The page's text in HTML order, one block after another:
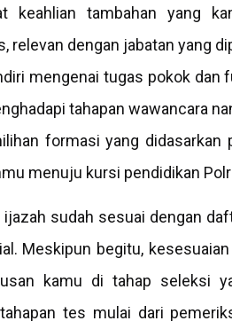
keahlian tambahan yang
relevan dengan jabatan yang
mengenai tugas pokok
tahapan wawancara
formasi yang
menuju kursi pendidikan
sudah sesuai dengan
Meskipun begitu,
kamu di tahap seleksi
tes mulai dari